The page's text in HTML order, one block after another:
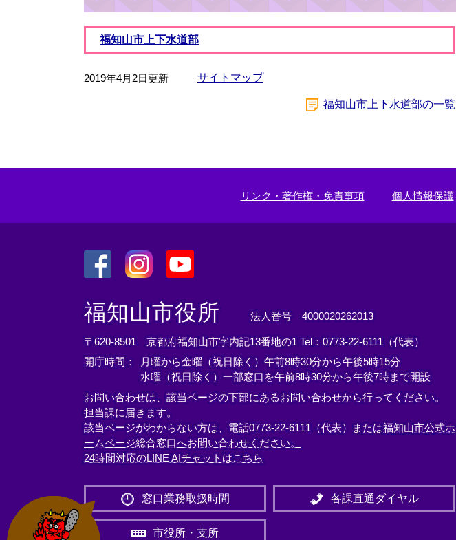
福知山市上下水道部
2019年4月2日更新 サイトマップ
福知山市上下水道部の一覧
リンク・著作権・免責事項 個人情報保護
外
部
リ
ン
ク
外
部
リ
ン
ク
外
部
リ
ン
ク
＞
福知山市役所 法人番号 4000020262013
〒620-8501 京都府福知山市字内記13番地の1 Tel：0773-22-6111（代表）
開庁時間： 月曜から金曜（祝日除く）午前8時30分から午後5時15分
水曜（祝日除く）一部窓口を午前8時30分から午後7時まで開設
お問い合わせは、該当ページの下部にあるお問い合わせから行ってください。
担当課に届きます。
該当ページがわからない方は、電話0773-22-6111（代表）または福知山市公式ホ
ームページ総合窓口へお問い合わせください。
24時間対応のLINE AIチャットはこちら
外
部
リ
窓口業務取扱時間 各課直通ダイヤル
市役所・支所